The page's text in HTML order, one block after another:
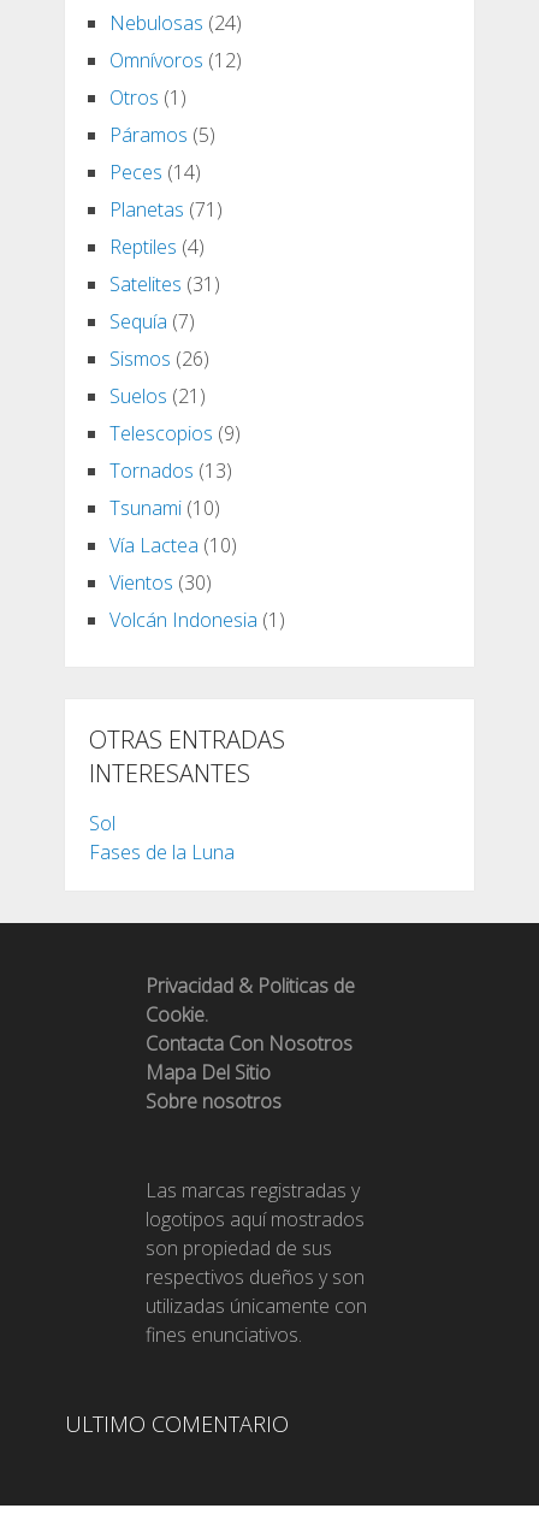
Nebulosas (24)
Omnívoros (12)
Otros (1)
Páramos (5)
Peces (14)
Planetas (71)
Reptiles (4)
Satelites (31)
Sequía (7)
Sismos (26)
Suelos (21)
Telescopios (9)
Tornados (13)
Tsunami(10)
Vía Lactea (10)
Vientos (30)
Volcán Indonesia (1)
OTRAS ENTRADAS
INTERESANTES
Sol
Fases de la Luna
Privacidad & Politicas de
Cookie.
Contacta Con Nosotros
Mapa Del Sitio
Sobre nosotros
Las marcas registradas y
logotipos aquí mostrados
son propiedad de sus
respectivos dueños y son
utilizadas únicamente con
fines enunciativos.
ULTIMO COMENTARIO